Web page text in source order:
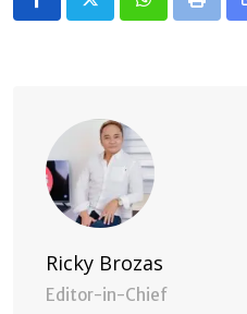
Whatsapp
Print
Ricky Brozas
Editor-in-Chief